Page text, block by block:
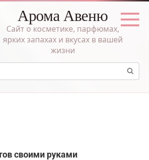
Арома Авеню
Сайт о косметике, парфюмах,
ярких запахах и вкусах в вашей
жизни
своими руками